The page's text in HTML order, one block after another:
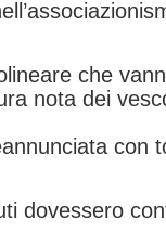
che
nota dei
con
dovessero